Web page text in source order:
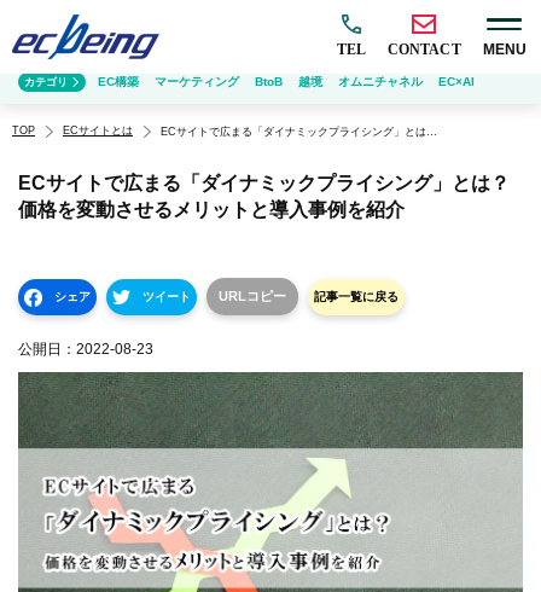
TEL CONTACT MENU
TOP ECサイトとは ECサイトで広まる「ダイナミックプライシング」とは？価格を変動させるメリットと導入事例を紹介
ECサイトで広まる「ダイナミックプライシング」とは？
価格を変動させるメリットと導入事例を紹介
シェア ツイート URLコピー 記事一覧に戻る
公開日： 2022-08-23
カテゴリ EC構築 マーケティング BtoB 越境 オムニチャネル EC×AI